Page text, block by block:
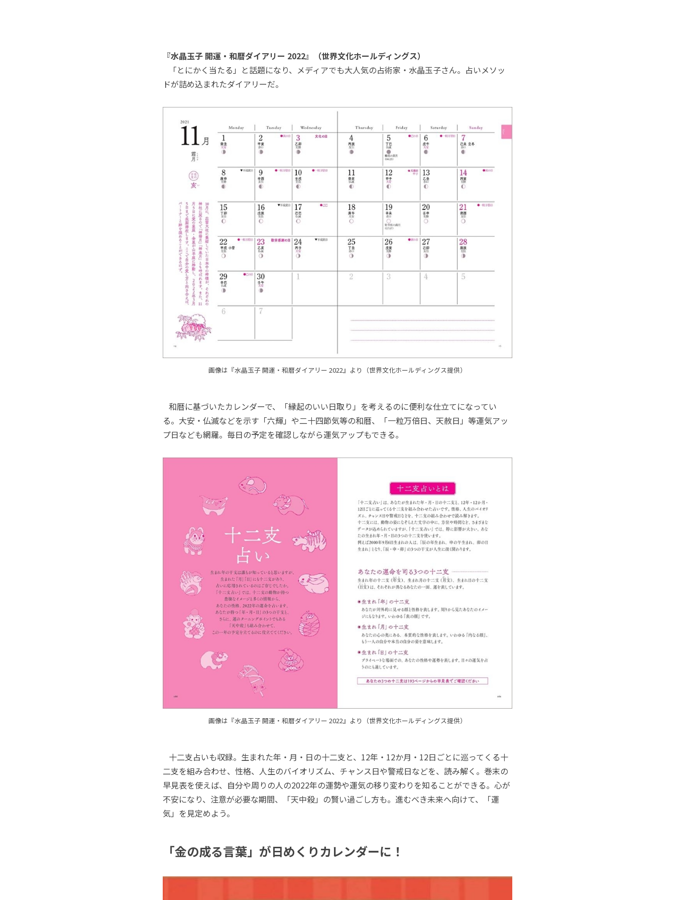
『水晶玉子 開運・和暦ダイアリー 2022』（世界文化ホールディングス）
「とにかく当たる」と話題になり、メディアでも大人気の占術家・水晶玉子さん。占いメソッ
ドが詰め込まれたダイアリーだ。
画像は『水晶玉子 開運・和暦ダイアリー 2022』より（世界文化ホールディングス提供）
和暦に基づいたカレンダーで、「縁起のいい日取り」を考えるのに便利な仕立てになってい
る。大安・仏滅などを示す「六輝」や二十四節気等の和暦、「一粒万倍日、天赦日」等運気アッ
プ日なども網羅。毎日の予定を確認しながら運気アップもできる。
画像は『水晶玉子 開運・和暦ダイアリー 2022』より（世界文化ホールディングス提供）
十二支占いも収録。生まれた年・月・日の十二支と、12年・12か月・12日ごとに巡ってくる十
二支を組み合わせ、性格、人生のバイオリズム、チャンス日や警戒日などを、読み解く。巻末の
早見表を使えば、自分や周りの人の2022年の運勢や運気の移り変わりを知ることができる。心が
不安になり、注意が必要な期間、「天中殺」の賢い過ごし方も。進むべき未来へ向けて、「運
気」を見定めよう。
「金の成る言葉」が日めくりカレンダーに！